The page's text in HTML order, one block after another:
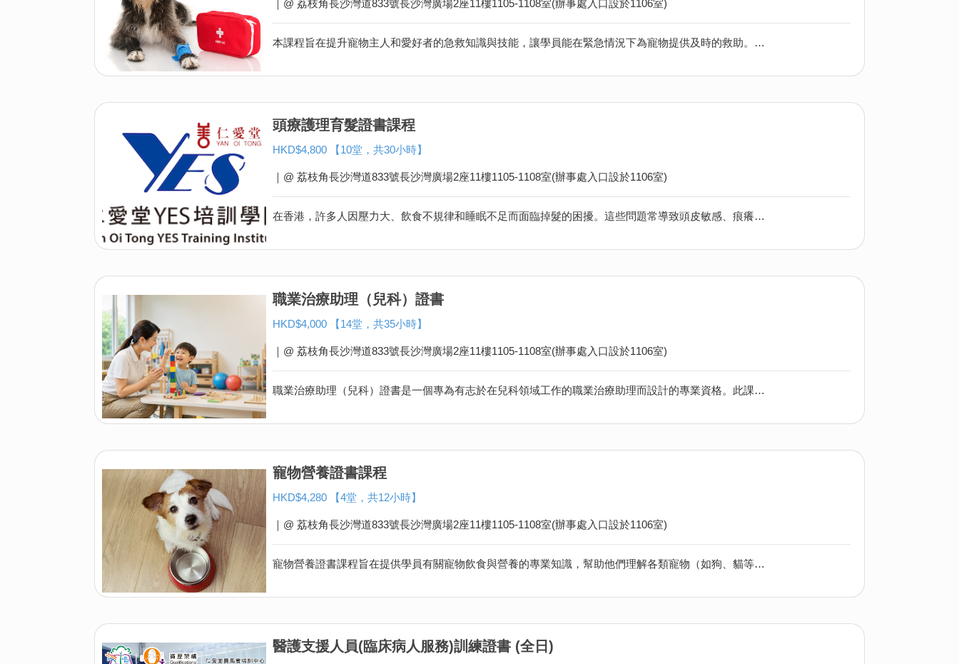
｜@ 荔枝角長沙灣道833號長沙灣廣場2座11樓1105-1108室(辦事處入口設於1106室)
本課程旨在提升寵物主人和愛好者的急救知識與技能，讓學員能在緊急情況下為寵物提供及時的救助。課程提供學生所需的知識和技能，為學生提供進入寵物照護領域的機會，並為他們打下了基礎，可能在日後追求進一步的教育和職業發展。
頭療護理育髮證書課程
HKD$4,800 【10堂，共30小時】
｜@ 荔枝角長沙灣道833號長沙灣廣場2座11樓1105-1108室(辦事處入口設於1106室)
在香港，許多人因壓力大、飲食不規律和睡眠不足而面臨掉髮的困擾。這些問題常導致頭皮敏感、痕癢，讓不少人提早感受到頭髮稀疏的困擾。為了幫助大家有效解決這些問題，我們開設了育髮專業培訓課程。課程包括：分析掉髮成因，運用中西合璧頭療飲食方法，實操按摩技巧 等等，讓我們一起提升自我價值，共同面對髮質困擾，改善生活品質。
職業治療助理（兒科）證書
HKD$4,000 【14堂，共35小時】
｜@ 荔枝角長沙灣道833號長沙灣廣場2座11樓1105-1108室(辦事處入口設於1106室)
職業治療助理（兒科）證書是一個專為有志於在兒科領域工作的職業治療助理而設計的專業資格。此課程希望培養能夠在職業治療師指導下工作的專業助理，提高對兒童發展需求的敏感度和理解能力，使學員能夠在各種環境中提供支持。
寵物營養證書課程
HKD$4,280 【4堂，共12小時】
｜@ 荔枝角長沙灣道833號長沙灣廣場2座11樓1105-1108室(辦事處入口設於1106室)
寵物營養證書課程旨在提供學員有關寵物飲食與營養的專業知識，幫助他們理解各類寵物（如狗、貓等）的營養需求，並能制定適合的飲食計劃。
醫護支援人員(臨床病人服務)訓練證書 (全日)